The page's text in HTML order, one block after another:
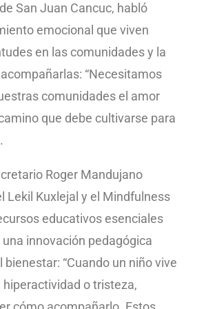
San Juan Cancuc, habló
emocional que viven
en las comunidades y la
“Necesitamos
comunidades el amor
que debe cultivarse para
Roger Mandujano
Lekil Kuxlejal y el Mindfulness
educativos esenciales
innovación pedagógica
bienestar: “Cuando un niño vive
hiperactividad o tristeza,